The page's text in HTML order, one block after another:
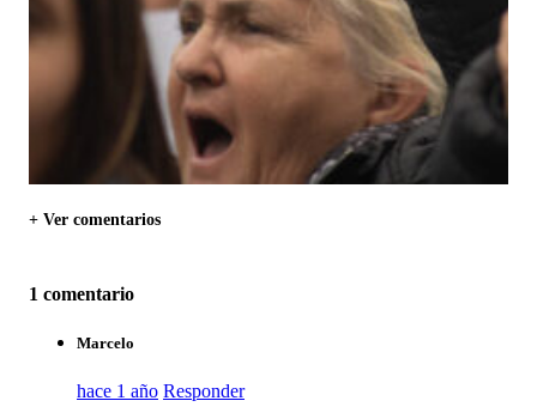
+ Ver comentarios
1 comentario
Marcelo
hace 1 año Responder